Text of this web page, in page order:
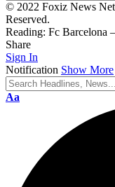
© 2022 Foxiz News
Reserved.
Reading: Fc Barcelona
Share
Sign In
Notification Show More
Aa